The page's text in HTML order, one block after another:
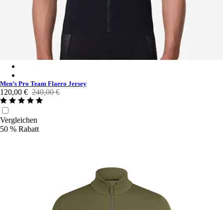
Men’s Pro Team Flaero Jersey
120,00 € 240,00 €
Vergleichen
50 % Rabatt